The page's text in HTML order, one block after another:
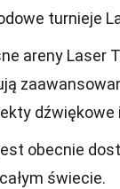
turnieje
areny Laser
dźwiękowe
obecnie
świecie.